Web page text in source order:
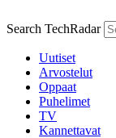
Search TechRadar
Uutiset
Arvostelut
Oppaat
Puhelimet
TV
Kannettavat